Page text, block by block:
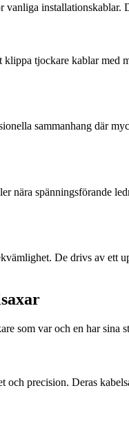
vanliga
tjockare kablar med
sammanhang där
nära spänningsförande
De drivs av ett
som var och en har sina
precision. Deras